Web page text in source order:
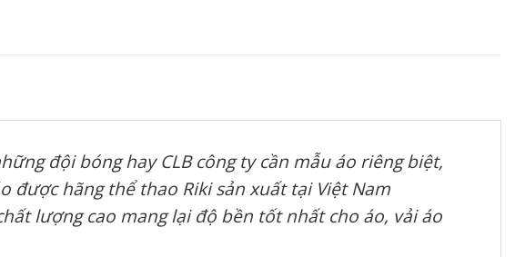
đội bóng hay CLB công ty cần mẫu áo riêng biệt,
được hãng thể thao Riki sản xuất tại Việt Nam
lượng cao mang lại độ bền tốt nhất cho áo, vải áo